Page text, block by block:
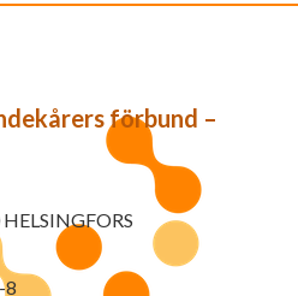
förbund –
8